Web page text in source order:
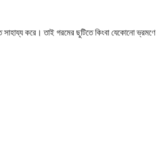
করে। তাই গরমের ছুটিতে কিংবা যেকোনো ভ্রমণে